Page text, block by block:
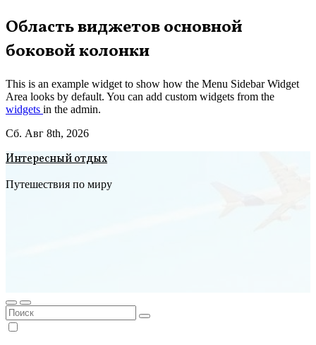
Перейти
к
содержимому
Область виджетов основной
боковой колонки
This is an example widget to show how the Menu Sidebar Widget
Area looks by default. You can add custom widgets from the
widgets in the admin.
Сб. Авг 8th, 2026
Интересный отдых
Путешествия по миру